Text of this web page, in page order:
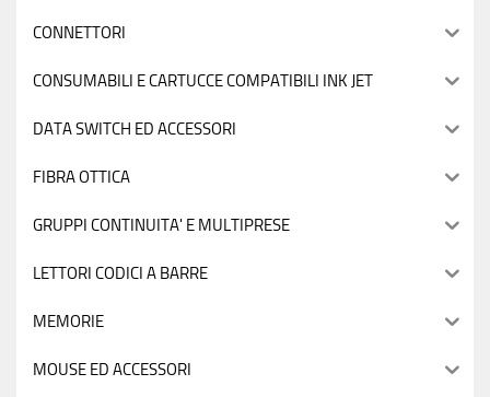
CONNETTORI
CONSUMABILI E CARTUCCE COMPATIBILI INK JET
DATA SWITCH ED ACCESSORI
FIBRA OTTICA
GRUPPI CONTINUITA' E MULTIPRESE
LETTORI CODICI A BARRE
MEMORIE
MOUSE ED ACCESSORI